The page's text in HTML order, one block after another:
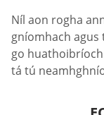
Níl aon rogha
gníomhach agus
go
tá tú